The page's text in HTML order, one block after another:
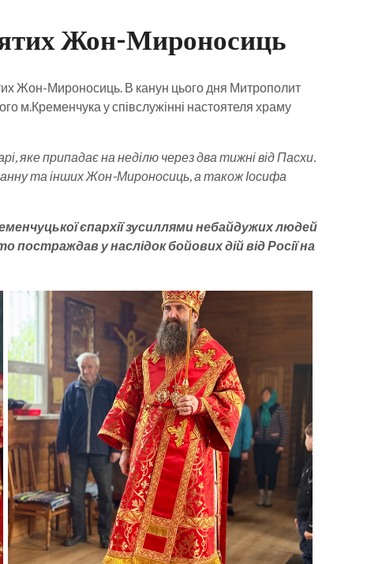
Жон-Мироносиць
Жон-Мироносиць. В канун цього дня Митрополит
м.Кременчука у співслужінні настоятеля храму
припадає на неділю через два тижні від Пасхи.
та інших Жон-Мироносиць, а також Іосифа
єпархії зусиллями небайдужих людей
у наслідок бойових дій від Росії на